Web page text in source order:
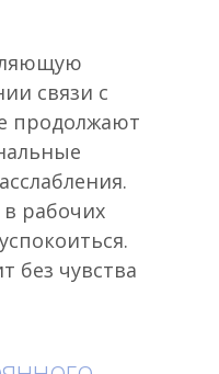
связи с
продолжают
рабочих
без чувства